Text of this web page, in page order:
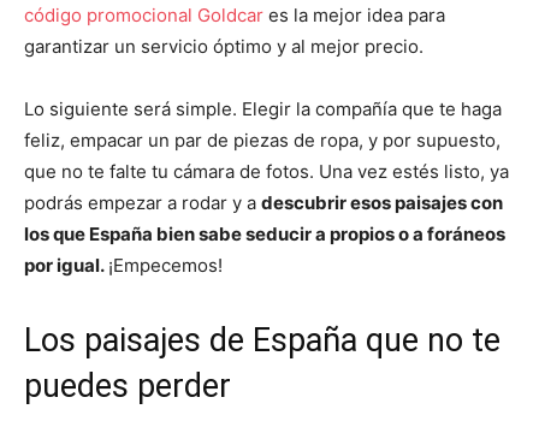
código promocional Goldcar es la mejor idea para
garantizar un servicio óptimo y al mejor precio.
Lo siguiente será simple. Elegir la compañía que te haga
feliz, empacar un par de piezas de ropa, y por supuesto,
que no te falte tu cámara de fotos. Una vez estés listo, ya
podrás empezar a rodar y a descubrir esos paisajes con
los que España bien sabe seducir a propios o a foráneos
por igual. ¡Empecemos!
Los paisajes de España que no te
puedes perder